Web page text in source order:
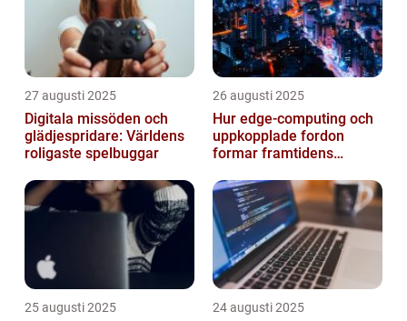
27 augusti 2025
Digitala missöden och
glädjespridare: Världens
roligaste spelbuggar
26 augusti 2025
Hur edge‑computing och
uppkopplade fordon
formar framtidens
25 augusti 2025 24 augusti 2025